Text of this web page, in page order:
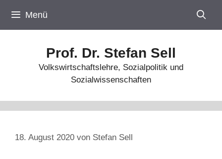
Inhalt
springen
Menü
Prof. Dr. Stefan Sell
Volkswirtschaftslehre, Sozialpolitik und
Sozialwissenschaften
18. August 2020 von Stefan Sell